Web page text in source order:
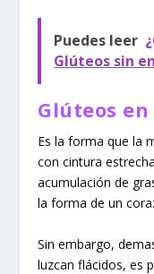
Puedes leer
Glúteos sin
Glúteos
Es la forma que la
con cintura
acumulación de
la forma de un
Sin embargo,
luzcan flácidos, es